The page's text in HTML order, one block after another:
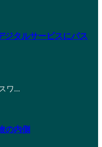
ジタルサービスにパス
ワ…
の内側